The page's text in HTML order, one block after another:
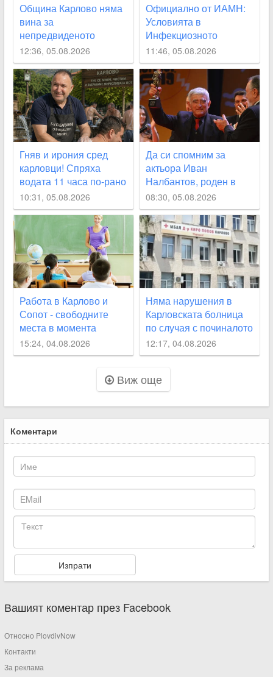
Община Карлово няма
вина за
непредвиденото
спиране на водата, но
се извинява на
гражданите
12:36, 05.08.2026
Официално от ИАМН:
Условията в
Инфекциозното
отделение в
карловската болница
са “изключително
лоши“
11:46, 05.08.2026
Гняв и ирония сред
карловци! Спряха
водата 11 часа по-рано
от обявеното
10:31, 05.08.2026
Да си спомним за
актьора Иван
Налбантов, роден в
Карловско на днешната
дата
08:30, 05.08.2026
Работа в Карлово и
Сопот - свободните
места в момента
15:24, 04.08.2026
Няма нарушения в
Карловската болница
по случая с починалото
бебе
12:17, 04.08.2026
Виж още
Коментари
Вашият коментар през Facebook
Относно PlovdivNow
Контакти
За реклама